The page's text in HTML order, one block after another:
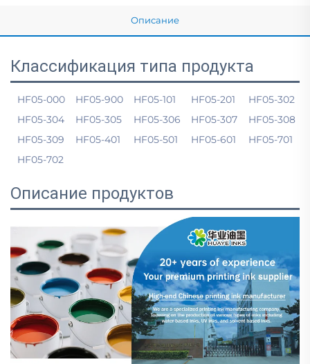
Описание
Классификация типа продукта
HF05-000 HF05-900 HF05-101 HF05-201
HF05-302
HF05-304
HF05-305 HF05-306 HF05-307
HF05-308
HF05-309
HF05-401 HF05-501 HF05-601
HF05-701
HF05-702
Описание продуктов